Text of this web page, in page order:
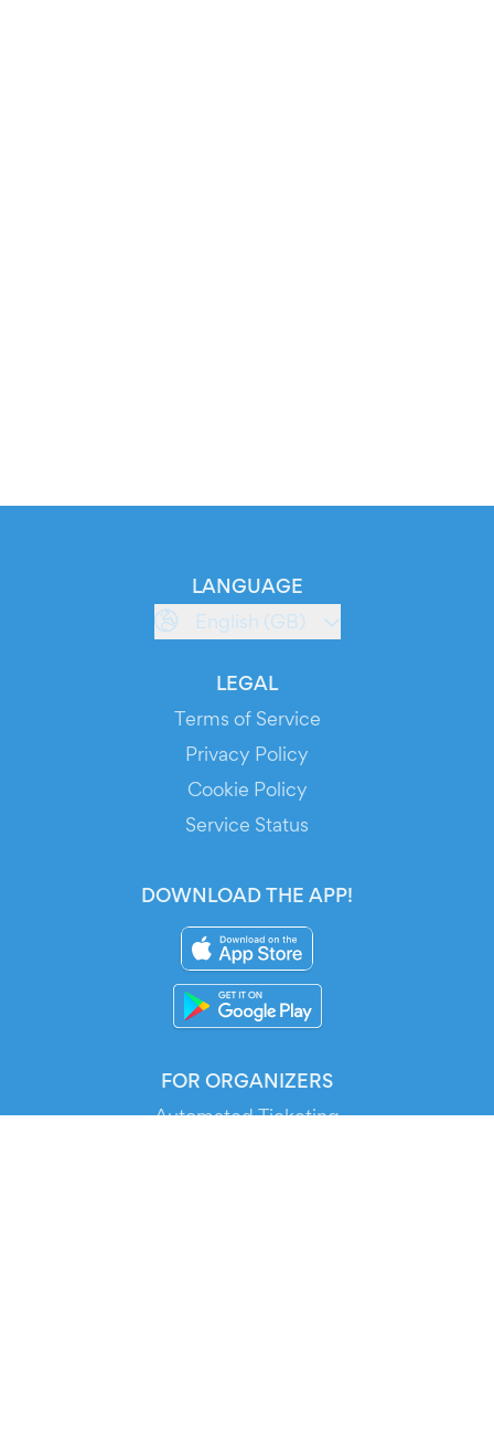
FOR ORGANIZERS
Automated Ticketing
LANGUAGE
English (GB)
LEGAL
Terms of Service
Privacy Policy
Cookie Policy
Service Status
DOWNLOAD THE APP!